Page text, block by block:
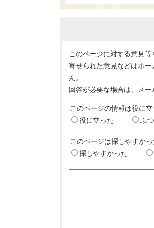
このページに対する意見
寄せられた意見などはホ
ん。
回答が必要な場合は、メー
このページの情報は役に立
役に立った
ふ
このページは探しやすかっ
探しやすかった